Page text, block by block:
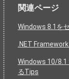
関連ページ
Windows 8.1を
.NET
Windows 10/8.1
るTips